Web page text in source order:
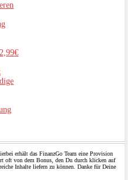
erhält das FinanzGo Team eine Provision
oft von dem Bonus, den Du durch klicken auf
Inhalte liefern zu können. Danke für Deine